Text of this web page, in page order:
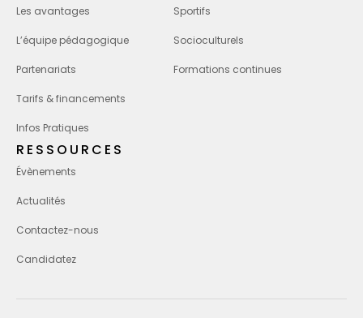
Les avantages
L’équipe pédagogique
Partenariats
Tarifs & financements
Infos Pratiques
Sportifs
Socioculturels
Formations continues
RESSOURCES
Évènements
Actualités
Contactez-nous
Candidatez